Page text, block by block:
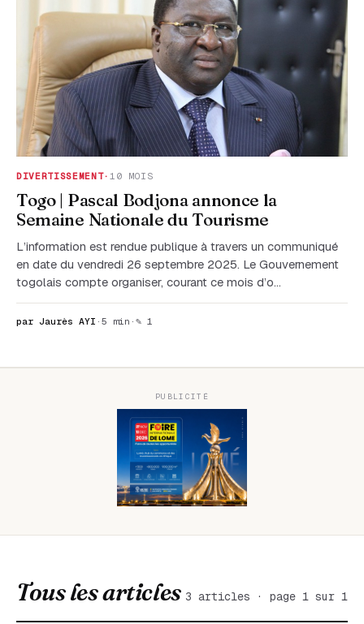
DIVERTISSEMENT·10 MOIS
Togo | Pascal Bodjona annonce la
Semaine Nationale du Tourisme
L’information est rendue publique à travers un communiqué
en date du vendredi 26 septembre 2025. Le Gouvernement
togolais compte organiser, courant ce mois d’o…
par Jaurès AYI · 5 min · ✎ 1
PUBLICITÉ
Tous les articles 3 articles · page 1 sur 1